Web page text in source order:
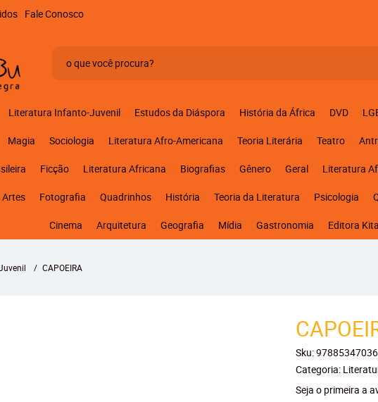
Fale Conosco
Literatura Infanto-Juvenil Estudos da Diáspora História da África DVD
Magia Sociologia Literatura Afro-Americana Teoria Literária Teatro
Ficção Literatura Africana Biografias Gênero Geral Literatura
Artes Fotografia Quadrinhos História Teoria da Literatura Psicologia
Cinema Arquitetura Geografia Mídia Gastronomia Editora
CAPOEIRA
Sku:
Categoria:
Seja o primeira a